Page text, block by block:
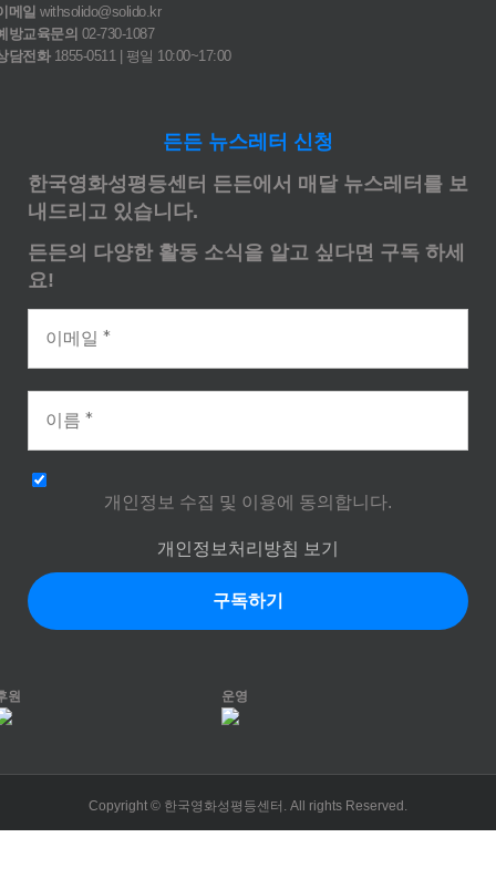
메일 withsolido@solido.kr
방교육문의 02-730-1087
담전화1855-0511 | 평일 10:00~17:00
든든 뉴스레터 신청
한국영화성평등센터 든든에서 매달 뉴스레터를 보
내드리고 있습니다.
든든의 다양한 활동 소식을 알고 싶다면 구독 하세
요!
개인정보 수집 및 이용에 동의합니다.
개인정보처리방침 보기
운영
원
Copyright © 한국영화성평등센터. All rights Reserved.